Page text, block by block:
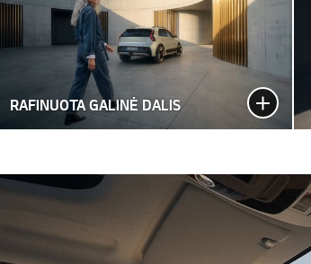
RAFINUOTA GALINĖ DALIS